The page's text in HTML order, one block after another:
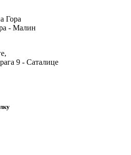
Гора
- Малин
9 - Саталице